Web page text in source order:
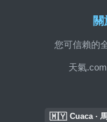
您可信賴的
天氣
🇲🇾 Cuaca ·